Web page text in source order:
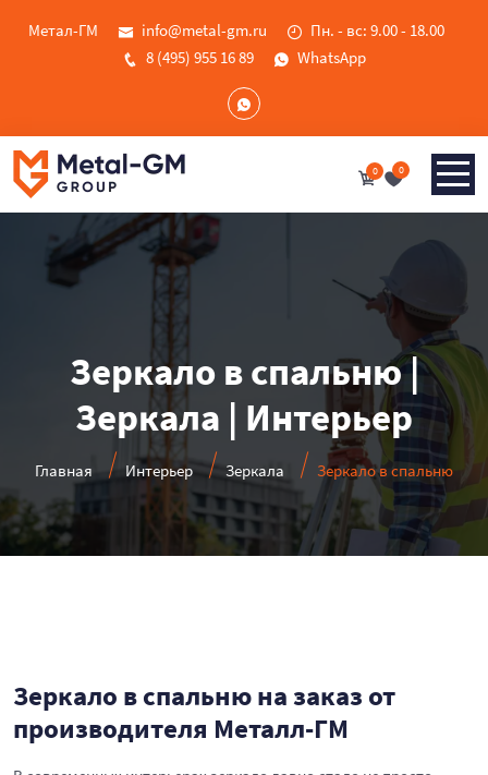
Метал-ГМ info@metal-gm.ru
Пн. - вс: 9.00 - 18.00
8 (495) 955 16 89
WhatsApp
0 0
Зеркало в спальню |
Зеркала | Интерьер
Главная Интерьер Зеркала Зеркало в спальню
Зеркало в спальню на заказ от
производителя Металл-ГМ